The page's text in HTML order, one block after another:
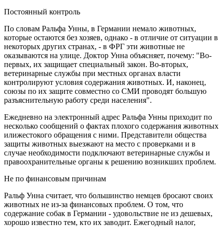
Постоянный контроль
По словам Ральфа Унны, в Германии немало животных,
которые остаются без хозяев, однако - в отличие от ситуации в
некоторых других странах, - в ФРГ эти животные не
оказываются на улице. Доктор Унна объясняет, почему: "Во-
первых, их защищает специальный закон. Во-вторых,
ветеринарные службы при местных органах власти
контролируют условия содержания животных. И, наконец,
союзы по их защите совместно со СМИ проводят большую
разъяснительную работу среди населения".
Ежедневно на электронный адрес Ральфа Унны приходит по
несколько сообщений о фактах плохого содержания животных
илижестокого обращения с ними. Представители общества
защиты животных выезжают на место с проверками и в
случае необходимости подключают ветеринарные службы и
правоохранительные органы к решению возникших проблем.
Не по финансовым причинам
Ральф Унна считает, что большинство немцев бросают своих
животных не из-за финансовых проблем. О том, что
содержание собак в Германии - удовольствие не из дешевых,
хорошо известно тем, кто их заводит. Ежегодный налог,